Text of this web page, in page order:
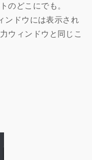
のどこにでも。
ンドウには表示され
ウィンドウと同じこ